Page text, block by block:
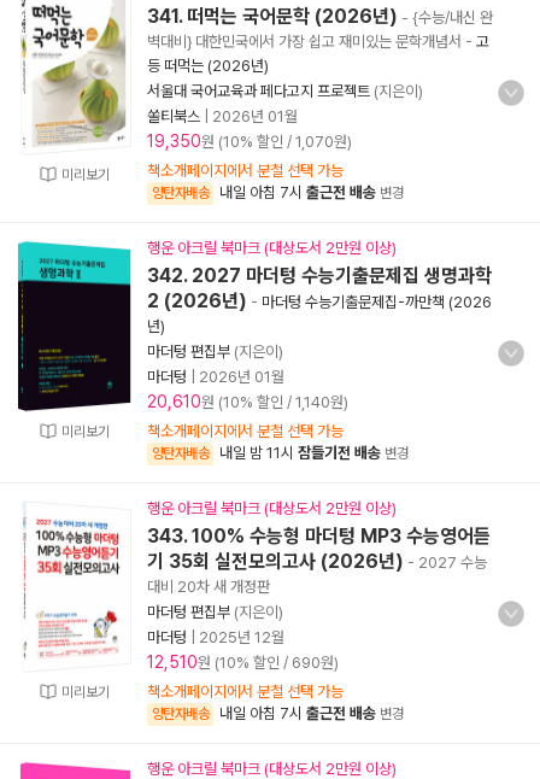
미리보기
341. 떠먹는 국어문학 (2026년) - {수능/내신 완
벽대비} 대한민국에서 가장 쉽고 재미있는 문학개념서 - 고
등 떠먹는 (2026년)
서울대 국어교육과 페다고지 프로젝트 (지은이)
쏠티북스
2026년 01월
19,350원 (10% 할인 / 1,070원)
책소개페이지에서 분철 선택 가능
양탄자배송 내일 아침 7시 출근전 배송 변경
미리보기
행운 아크릴 북마크 (대상도서 2만원 이상)
342. 2027 마더텅 수능기출문제집 생명과학
2 (2026년) - 마더텅 수능기출문제집-까만책 (2026
년)
마더텅 편집부 (지은이)
마더텅
2026년 01월
20,610원 (10% 할인 / 1,140원)
책소개페이지에서 분철 선택 가능
양탄자배송 내일 밤 11시 잠들기전 배송 변경
미리보기
행운 아크릴 북마크 (대상도서 2만원 이상)
343. 100% 수능형 마더텅 MP3 수능영어듣
기 35회 실전모의고사 (2026년) - 2027 수능
대비 20차 새 개정판
마더텅 편집부 (지은이)
마더텅
2025년 12월
12,510원 (10% 할인 / 690원)
책소개페이지에서 분철 선택 가능
양탄자배송 내일 아침 7시 출근전 배송 변경
행운 아크릴 북마크 (대상도서 2만원 이상)